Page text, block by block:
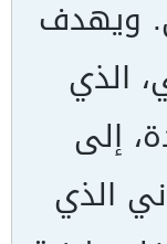
ويهدف
الذي
إلى
الذي